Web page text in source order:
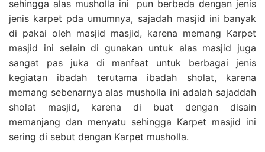
sehingga alas musholla ini pun berbeda dengan jenis
jenis karpet pda umumnya, sajadah masjid ini banyak
di pakai oleh masjid masjid, karena memang Karpet
masjid ini selain di gunakan untuk alas masjid juga
sangat pas juka di manfaat untuk berbagai jenis
kegiatan ibadah terutama ibadah sholat, karena
memang sebenarnya alas musholla ini adalah sajaddah
sholat masjid, karena di buat dengan disain
memanjang dan menyatu sehingga Karpet masjid ini
sering di sebut dengan Karpet musholla.